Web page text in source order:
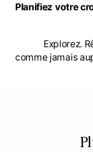
Planifiez votre
Explorez.
comme jamais